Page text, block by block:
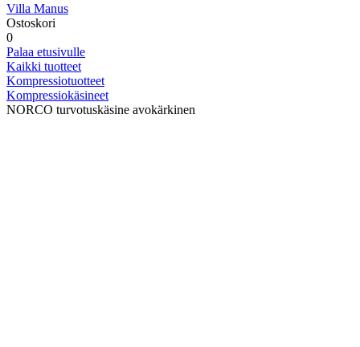
Villa Manus
Ostoskori
0
Palaa etusivulle
Kaikki tuotteet
Kompressiotuotteet
Kompressiokäsineet
NORCO turvotuskäsine avokärkinen